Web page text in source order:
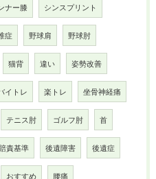
ナー膝 シンスプリント
症 野球肩 野球肘
猫背 違い 姿勢改善
イトレ 楽トレ 坐骨神経痛
テニス肘 ゴルフ肘 首
責基準 後遺障害 後遺症
おすすめ 腰痛